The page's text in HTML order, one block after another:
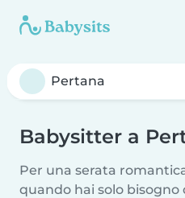
Babysitter a
Per una serata
quando hai solo bisogno